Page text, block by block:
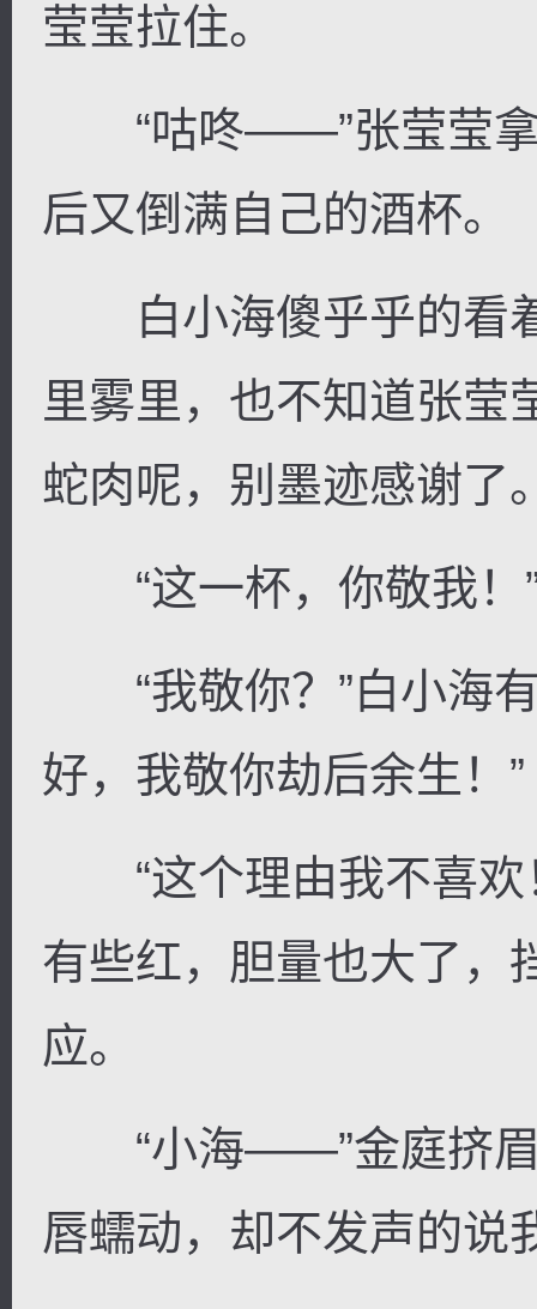
莹莹拉住。
“咕咚——”张莹莹拿
后又倒满自己的酒杯。
白小海傻乎乎的看
里雾里，也不知道张莹
蛇肉呢，别墨迹感谢了
“这一杯，你敬我！
“我敬你？”白小海
好，我敬你劫后余生！”
“这个理由我不喜欢
有些红，胆量也大了，
应。
“小海——”金庭挤眉
唇蠕动，却不发声的说